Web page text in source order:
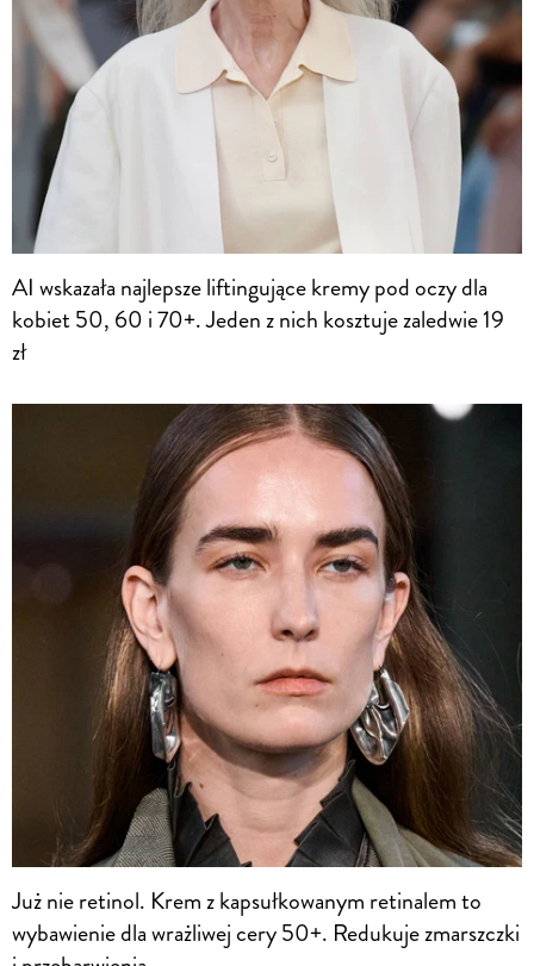
AI wskazała najlepsze liftingujące kremy pod oczy dla
kobiet 50, 60 i 70+. Jeden z nich kosztuje zaledwie 19
zł
Już nie retinol. Krem z kapsułkowanym retinalem to
wybawienie dla wrażliwej cery 50+. Redukuje zmarszczki